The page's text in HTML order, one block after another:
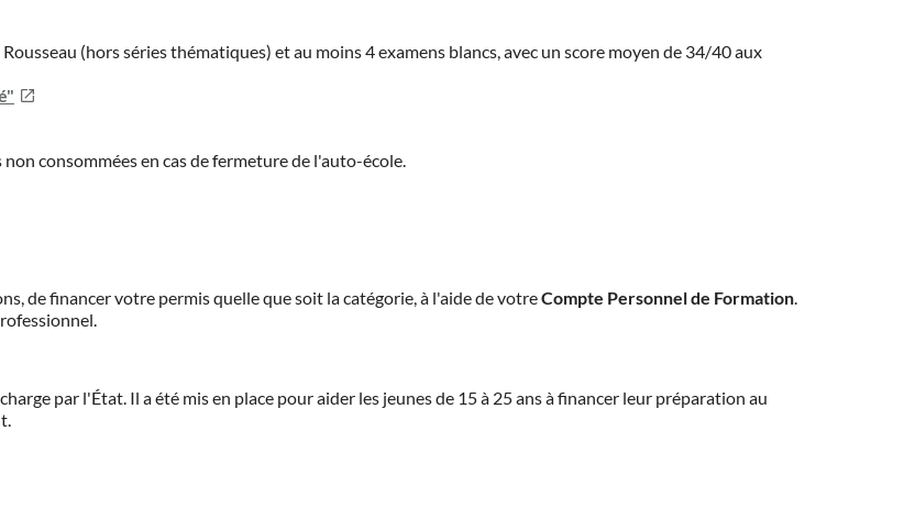
(hors séries thématiques) et au moins 4 examens blancs, avec un score moyen de 34/40 aux
consommées en cas de fermeture de l'auto-école.
de financer votre permis quelle que soit la catégorie, à l'aide de votreCompte Personnel de Formation.
par l'État. Il a été mis en place pour aider les jeunes de 15 à 25 ans à financer leur préparation au